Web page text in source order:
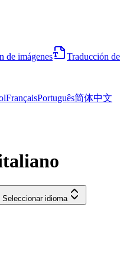
de imágenes Traducción
FrançaisPortuguês简体中文
Seleccionar idioma